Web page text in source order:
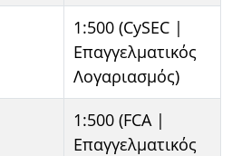
1:500 (CySEC |
Επαγγελματικός
Λογαριασμός)
1:500 (FCA |
Επαγγελματικός